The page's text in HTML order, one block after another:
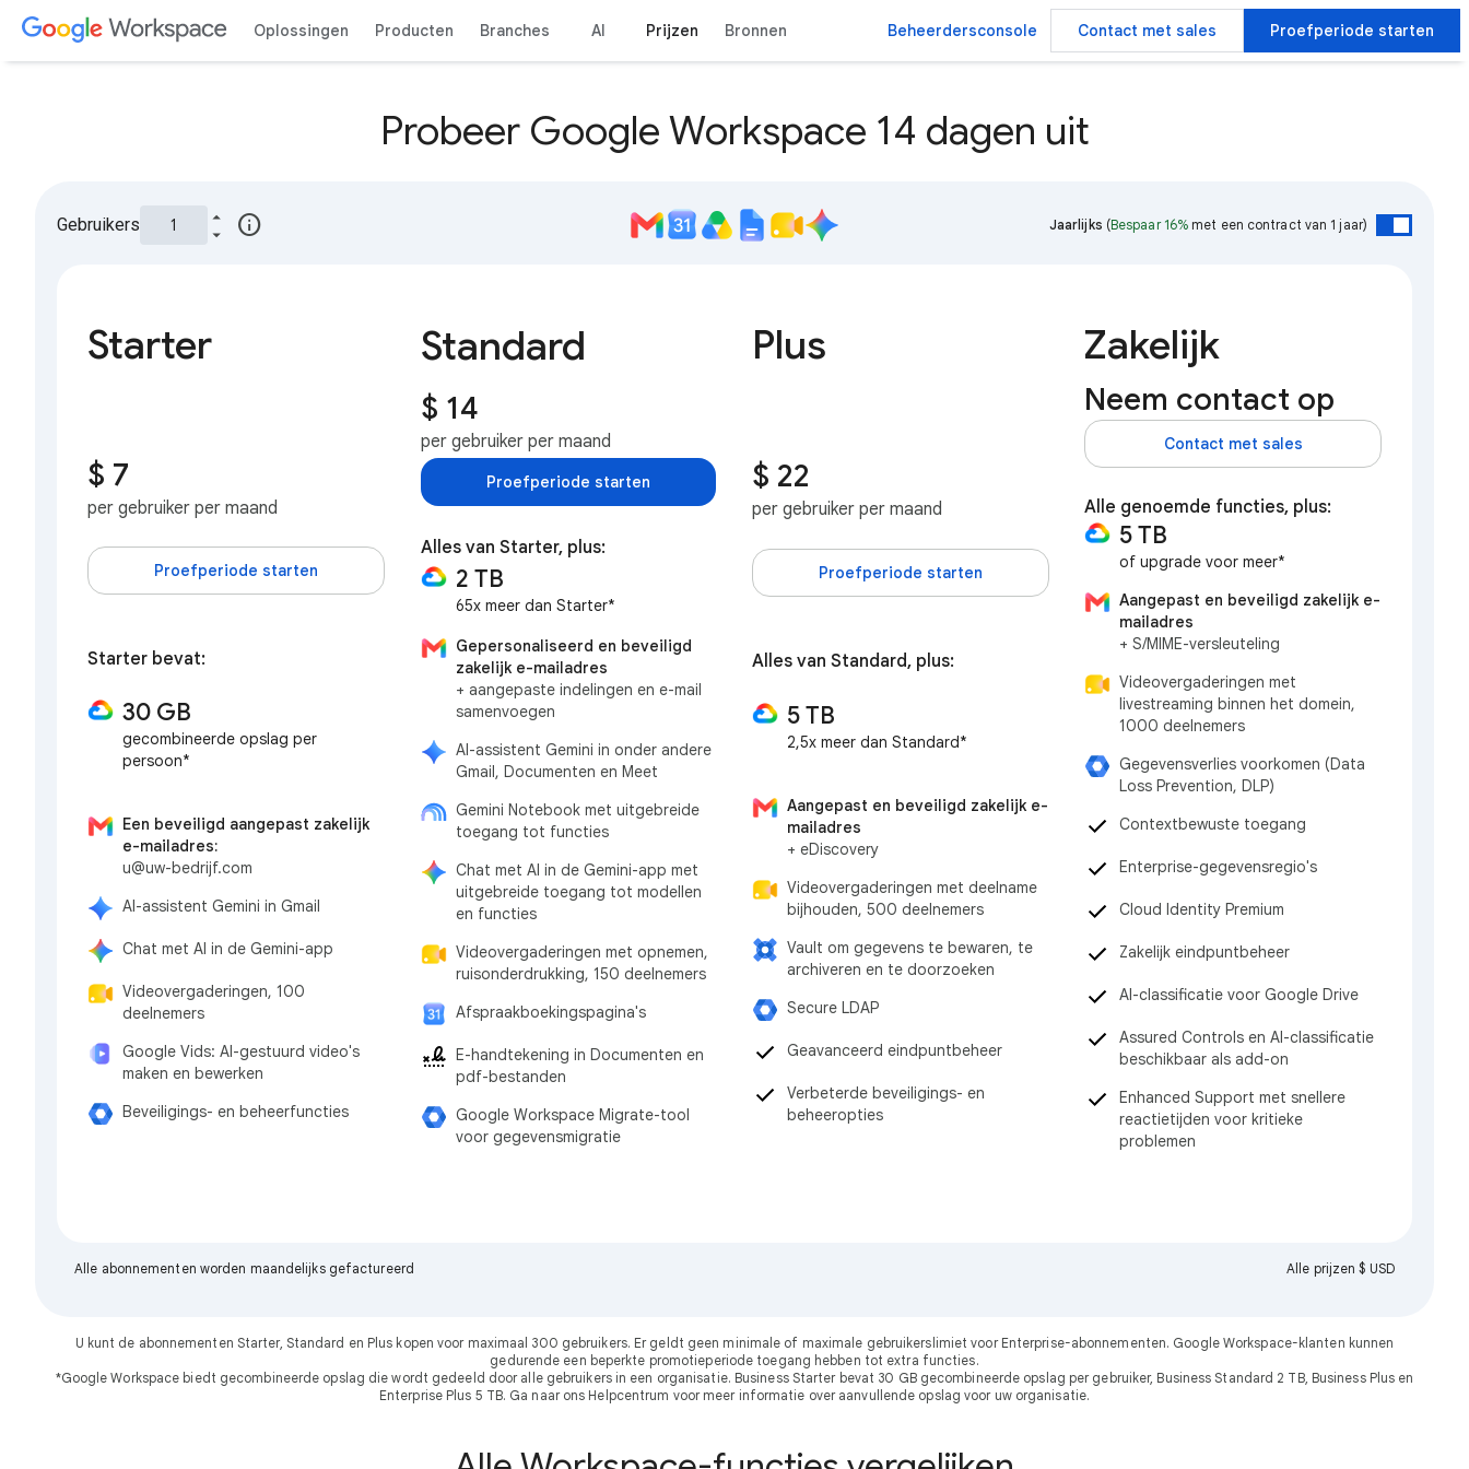
Oplossingen Producten Branches AI Prijzen Bronnen Beheerdersconsole Contact met sales Proefperiode starten
Probeer Google Workspace 14 dagen uit
Gebruikers info Jaarlijks (Bespaar 16% met een contract van 1 jaar)
Starter
$ 7
per gebruiker per maand
Proefperiode starten
Starter bevat:
30 GB
gecombineerde opslag per
persoon*
Een beveiligd aangepast zakelijk
e-mailadres:
u@uw-bedrijf.com
AI-assistent Gemini in Gmail
Chat met AI in de Gemini-app
Videovergaderingen, 100
deelnemers
Google Vids: AI-gestuurd video's
maken en bewerken
Beveiligings- en beheerfuncties
Standard
$ 14
per gebruiker per maand
Proefperiode starten
Alles van Starter, plus:
2 TB
65x meer dan Starter*
Gepersonaliseerd en beveiligd
zakelijk e-mailadres
+ aangepaste indelingen en e-mail
samenvoegen
AI-assistent Gemini in onder andere
Gmail, Documenten en Meet
Gemini Notebook met uitgebreide
toegang tot functies
Chat met AI in de Gemini-app met
uitgebreide toegang tot modellen
en functies
Videovergaderingen met opnemen,
ruisonderdrukking, 150 deelnemers
Afspraakboekingspagina's
E-handtekening in Documenten en
pdf-bestanden
Google Workspace Migrate-tool
voor gegevensmigratie
Plus
$ 22
per gebruiker per maand
Proefperiode starten
Alles van Standard, plus:
5 TB
2,5x meer dan Standard*
Aangepast en beveiligd zakelijk e-
mailadres
+ eDiscovery
Videovergaderingen met deelname
bijhouden, 500 deelnemers
Vault om gegevens te bewaren, te
archiveren en te doorzoeken
Secure LDAP
Geavanceerd eindpuntbeheer
Verbeterde beveiligings- en
beheeropties
Zakelijk
Neem contact op
Contact met sales
Alle genoemde functies, plus:
5 TB
of upgrade voor meer*
Aangepast en beveiligd zakelijk e-
mailadres
+ S/MIME-versleuteling
Videovergaderingen met
livestreaming binnen het domein,
1000 deelnemers
Gegevensverlies voorkomen (Data
Loss Prevention, DLP)
Contextbewuste toegang
Enterprise-gegevensregio's
Cloud Identity Premium
Zakelijk eindpuntbeheer
AI-classificatie voor Google Drive
Assured Controls en AI-classificatie
beschikbaar als add-on
Enhanced Support met snellere
reactietijden voor kritieke
problemen
Alle abonnementen worden maandelijks gefactureerd Alle prijzen $ USD
U kunt de abonnementen Starter, Standard en Plus kopen voor maximaal 300 gebruikers. Er geldt geen minimale of maximale gebruikerslimiet voor Enterprise-abonnementen. Google Workspace-klanten kunnen
gedurende een beperkte promotieperiode toegang hebben tot extra functies.
*Google Workspace biedt gecombineerde opslag die wordt gedeeld door alle gebruikers in een organisatie. Business Starter bevat 30 GB gecombineerde opslag per gebruiker, Business Standard 2 TB, Business Plus en
Enterprise Plus 5 TB. Ga naar ons Helpcentrum voor meer informatie over aanvullende opslag voor uw organisatie.